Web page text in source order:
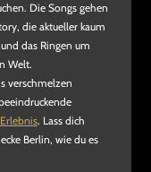
Die Songs gehen
die aktueller kaum
das Ringen um
Welt.
verschmelzen
Erlebnis. Lass dich
Berlin, wie du es